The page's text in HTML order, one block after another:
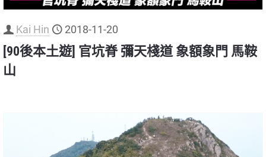
Kai Hin 2018-11-20
[90後本土遊] 官坑脊 彌天棧道 象額象門 馬鞍
山